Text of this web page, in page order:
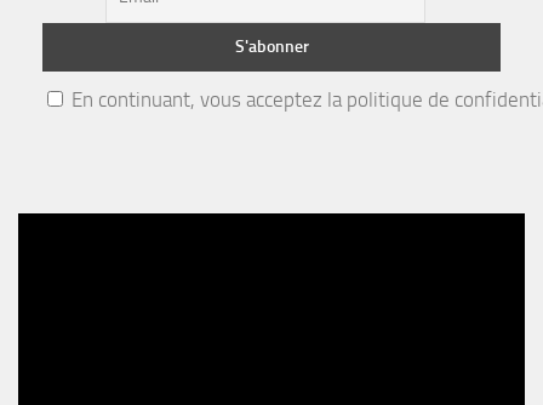
En continuant, vous acceptez la politique de